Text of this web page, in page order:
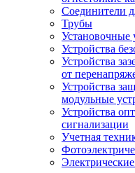
Соединители
Трубы
Установочные
Устройства
Устройства
от
Устройства
модульные
Устройства
сигнализации
Учетная